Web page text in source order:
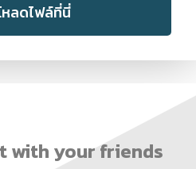
หลดไฟล์ที่นี่
with your friends